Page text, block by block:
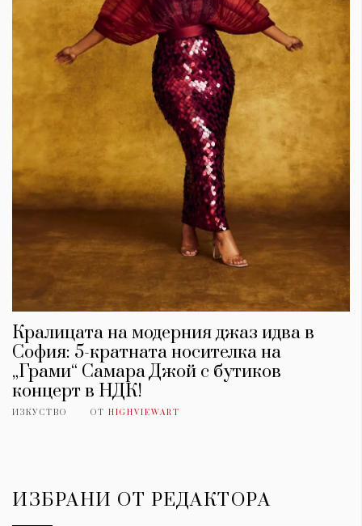
Кралицата на модерния джаз идва в
София: 5-кратната носителка на
„Грами“ Самара Джой с бутиков
концерт в НДК!
ИЗКУСТВО ОТ HIGHVIEWART
ИЗБРАНИ ОТ РЕДАКТОРА